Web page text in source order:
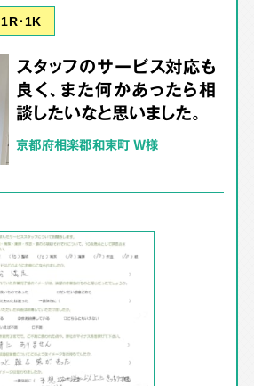
1R･1K
スタッフのサービス対応も
良く、また何かあったら相
談したいなと思いました。
京都府相楽郡和束町 W様